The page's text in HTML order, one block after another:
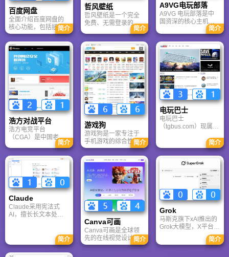
百度网盘
全面介绍百度网盘的
核心功能，包括拯救
手机内存、在线看视
频、AI智能做笔记与
总结长文。详细解答
数据安全性及服务器
备份机制，带你了解
GenFlow AI智能体如
何帮你高效办公与学
习。
简介
哲风壁纸
哲风壁纸是一个完全
免费、无需登录的高
清壁纸下载网站。提
供海量4K、8K超清电
脑与手机壁纸，涵盖
动漫、风景、赛博朋
克等多元风格。支持
动态壁纸与头像制
作，国内访问极速，
是美化桌面的首选平
台。
简介
A9VG电玩部落
A9VG 电玩部落是中
国资深的核心主机游
戏玩家社区。网站以
论坛为核心，提供全
面的主机游戏资讯、
攻略和资料库，覆盖
PlayStation、Xbox、
Switch 等全平台。凭
借其深厚的历史积淀
和活跃的用户群体，
A9VG 成为硬核玩家
交流心得、分享攻略
的首选平台之一。
简介
浩方对战平台
浩方电竞平台
（CGA）是中国老牌
游戏联机平台，提供
CS、War3、星际争霸
等经典游戏的稳定联
机服务。重温DOTA1
的激情岁月，找回当
年的战友。同时提供
最新CGA电竞赛事资
讯及热门页游入口，
致敬中国电竞的黄金
时代。
简介
游戏狗
游戏狗是一家专注于
手机游戏的综合性门
户网站。它致力于为
手游玩家提供最新、
最全的游戏资讯、攻
略、评测及视频等内
容，是国内较早一批
专注于移动游戏领域
的垂直媒体。
简介
电玩巴士
电玩巴士
（tgbus.com）现属于
注于解决游戏用户需
求的综合性游戏门户
网站，电玩巴士是一
个全面的综合性游戏
门户，专注于为全球
玩家提供主机、PC及
移动端游戏的全方位
资讯。
简介
Claude
Claude采用宪法式
AI，擅长长文本处理
在复杂推理、代码与
快速迭代上占优。两
者定位不同，各有千
简介
Canva可画
Canva可画是全球领
先的在线视觉设计平
台，内置AI“魔力工作
简介
Grok
马斯克旗下xAI推出的
Grok大模型，X平台实
时数据整合与多智能
体协作的核心优势。
针对其中文能力、隐
简介